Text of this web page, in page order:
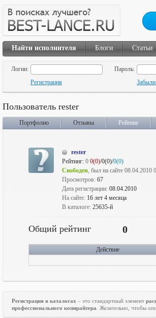
Найти исполнителя Блоги Статьи
Логин:
Пароль:
Регистрация
Забыли
Пользователь rester
Портфолио Отзывы Рейтинг
rester
Рейтинг: 0 0(0)/0(0)/0(0)
Свободен, был на сайте 08.04.2010
Просмотров: 67
Дата регистрации: 08.04.2010
На сайте: 16 лет 4 месяца
В каталоге: 25635-й
Общий рейтинг 0
Действие
Регистрация в каталогах – это стандартный элемент
профессионального копирайтера . Желательно, чтобы